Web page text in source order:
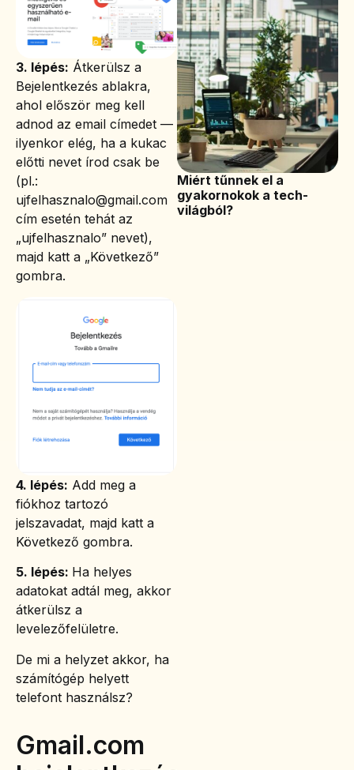
3. lépés: Átkerülsz a
Bejelentkezés ablakra,
ahol először meg kell
adnod az email címedet —
ilyenkor elég, ha a kukac
előtti nevet írod csak be
(pl.:
ujfelhasznalo@gmail.com
cím esetén tehát az
„ujfelhasznalo” nevet),
majd katt a „Következő”
gombra.
4. lépés: Add meg a
fiókhoz tartozó
jelszavadat, majd katt a
Következő gombra.
5. lépés: Ha helyes
adatokat adtál meg, akkor
átkerülsz a
levelezőfelületre.
De mi a helyzet akkor, ha
számítógép helyett
telefont használsz?
Gmail.com
Miért tűnnek el a
gyakornokok a tech-
világból?